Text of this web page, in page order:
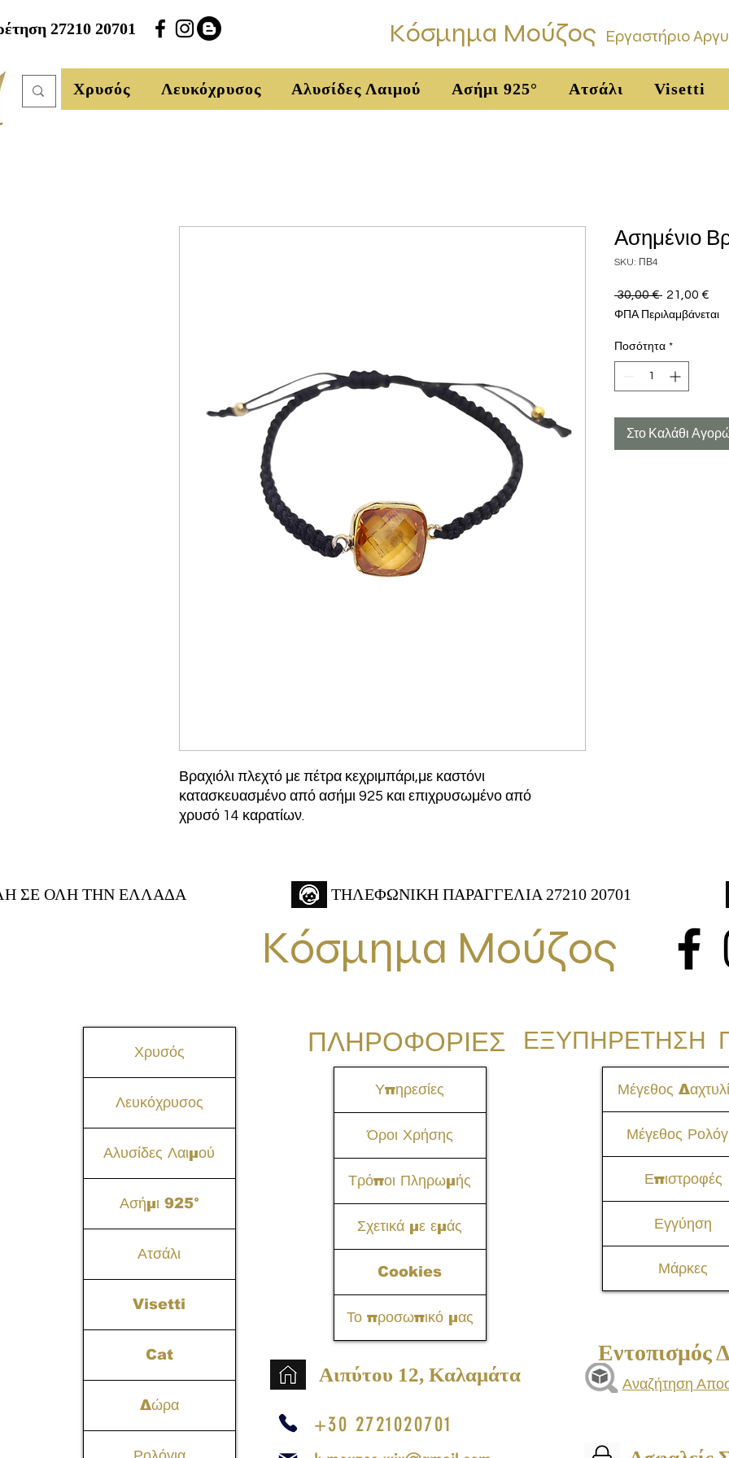
Βραχιόλι πλεχτό με πέτρα κεχριμπάρι,με καστόνι
κατασκευασμένο από ασήμι 925 και επιχρυσωμένο από
χρυσό 14 καρατίων.
Ασημένιο
SKU: ΠΒ4
30,00 € Κανονική
τιμή
21,00 €
ΦΠΑ Περιλαμβάνεται
Ποσότητα *
Στο Καλάθι
Χρυσός Λευκόχρυσος Αλυσίδες Λαιμού Ασήμι 925° Ατσάλι Visetti
Εργαστήριο
Κόσμημα Μούζος
27210 20701
ΣΕ ΟΛΗ ΤΗΝ ΕΛΛΑΔΑ ΤΗΛΕΦΩΝΙΚΗ ΠΑΡΑΓΓΕΛΙΑ 27210 20701
Κόσμημα Μούζος
Χρυσός
Λευκόχρυσος
Αλυσίδες Λαιμού
Ασήμι 925°
Ατσάλι
Visetti
Cat
Δώρα
ΠΛΗΡΟΦΟΡΙΕΣ
Υπηρεσίες
Όροι Χρήσης
Τρόποι Πληρωμής
Σχετικά με εμάς
Cookies
Το προσωπικό μας
Αιπύτου 12, Καλαμάτα​
+30 2721020701
ΕΞΥΠΗΡΕΤΗΣΗ
Μέγεθος
Μέγεθος
Επιστροφές
Εγγύηση
Μάρκες
Εντοπισμός
Αναζήτηση